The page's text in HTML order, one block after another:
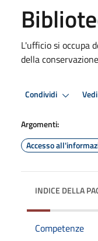
L'ufficio si occupa
della
Condividi
Argomenti:
Accesso
INDICE DELLA
Competenze